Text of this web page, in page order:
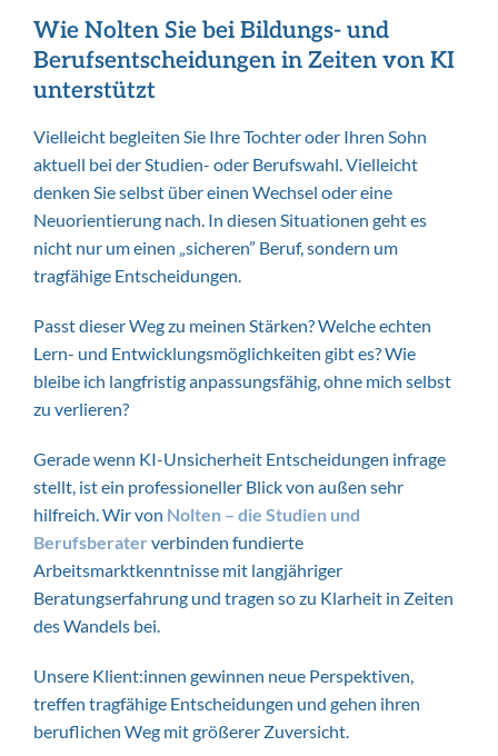
Wie Nolten Sie bei Bildungs- und
Berufsentscheidungen in Zeiten von KI
unterstützt
Vielleicht begleiten Sie Ihre Tochter oder Ihren Sohn
aktuell bei der Studien- oder Berufswahl. Vielleicht
denken Sie selbst über einen Wechsel oder eine
Neuorientierung nach. In diesen Situationen geht es
nicht nur um einen „sicheren” Beruf, sondern um
tragfähige Entscheidungen.
Passt dieser Weg zu meinen Stärken? Welche echten
Lern- und Entwicklungsmöglichkeiten gibt es? Wie
bleibe ich langfristig anpassungsfähig, ohne mich selbst
zu verlieren?
Gerade wenn KI-Unsicherheit Entscheidungen infrage
stellt, ist ein professioneller Blick von außen sehr
hilfreich. Wir von Nolten – die Studien und
Berufsberater verbinden fundierte
Arbeitsmarktkenntnisse mit langjähriger
Beratungserfahrung und tragen so zu Klarheit in Zeiten
des Wandels bei.
Unsere Klient:innen gewinnen neue Perspektiven,
treffen tragfähige Entscheidungen und gehen ihren
beruflichen Weg mit größerer Zuversicht.